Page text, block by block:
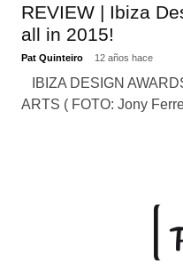
REVIEW | Ibiza
all in 2015!
Pat Quinteiro 12 años hace
IBIZA DESIGN
ARTS ( FOTO: Jony